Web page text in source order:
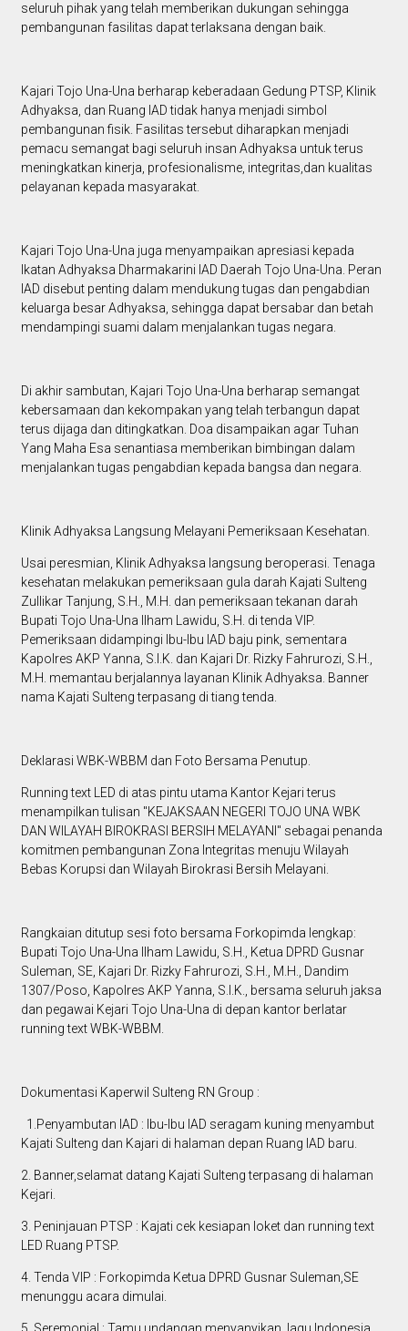
seluruh pihak yang telah memberikan dukungan sehingga
pembangunan fasilitas dapat terlaksana dengan baik.
Kajari Tojo Una-Una berharap keberadaan Gedung PTSP, Klinik
Adhyaksa, dan Ruang IAD tidak hanya menjadi simbol
pembangunan fisik. Fasilitas tersebut diharapkan menjadi
pemacu semangat bagi seluruh insan Adhyaksa untuk terus
meningkatkan kinerja, profesionalisme, integritas,dan kualitas
pelayanan kepada masyarakat.
Kajari Tojo Una-Una juga menyampaikan apresiasi kepada
Ikatan Adhyaksa Dharmakarini IAD Daerah Tojo Una-Una. Peran
IAD disebut penting dalam mendukung tugas dan pengabdian
keluarga besar Adhyaksa, sehingga dapat bersabar dan betah
mendampingi suami dalam menjalankan tugas negara.
Di akhir sambutan, Kajari Tojo Una-Una berharap semangat
kebersamaan dan kekompakan yang telah terbangun dapat
terus dijaga dan ditingkatkan. Doa disampaikan agar Tuhan
Yang Maha Esa senantiasa memberikan bimbingan dalam
menjalankan tugas pengabdian kepada bangsa dan negara.
Klinik Adhyaksa Langsung Melayani Pemeriksaan Kesehatan.
Usai peresmian, Klinik Adhyaksa langsung beroperasi. Tenaga
kesehatan melakukan pemeriksaan gula darah Kajati Sulteng
Zullikar Tanjung, S.H., M.H. dan pemeriksaan tekanan darah
Bupati Tojo Una-Una Ilham Lawidu, S.H. di tenda VIP.
Pemeriksaan didampingi Ibu-Ibu IAD baju pink, sementara
Kapolres AKP Yanna, S.I.K. dan Kajari Dr. Rizky Fahrurozi, S.H.,
M.H. memantau berjalannya layanan Klinik Adhyaksa. Banner
nama Kajati Sulteng terpasang di tiang tenda.
Deklarasi WBK-WBBM dan Foto Bersama Penutup.
Running text LED di atas pintu utama Kantor Kejari terus
menampilkan tulisan "KEJAKSAAN NEGERI TOJO UNA WBK
DAN WILAYAH BIROKRASI BERSIH MELAYANI" sebagai penanda
komitmen pembangunan Zona Integritas menuju Wilayah
Bebas Korupsi dan Wilayah Birokrasi Bersih Melayani.
Rangkaian ditutup sesi foto bersama Forkopimda lengkap:
Bupati Tojo Una-Una Ilham Lawidu, S.H., Ketua DPRD Gusnar
Suleman, SE, Kajari Dr. Rizky Fahrurozi, S.H., M.H., Dandim
1307/Poso, Kapolres AKP Yanna, S.I.K., bersama seluruh jaksa
dan pegawai Kejari Tojo Una-Una di depan kantor berlatar
running text WBK-WBBM.
Dokumentasi Kaperwil Sulteng RN Group :
1.Penyambutan IAD : Ibu-Ibu IAD seragam kuning menyambut
Kajati Sulteng dan Kajari di halaman depan Ruang IAD baru.
2. Banner,selamat datang Kajati Sulteng terpasang di halaman
Kejari.
3. Peninjauan PTSP : Kajati cek kesiapan loket dan running text
LED Ruang PTSP.
4. Tenda VIP : Forkopimda Ketua DPRD Gusnar Suleman,SE
menunggu acara dimulai.